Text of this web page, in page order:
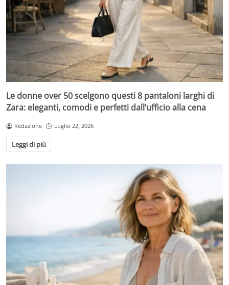
Le donne over 50 scelgono questi 8 pantaloni larghi di
Zara: eleganti, comodi e perfetti dall’ufficio alla cena
Redazione Luglio 22, 2026
Leggi di più